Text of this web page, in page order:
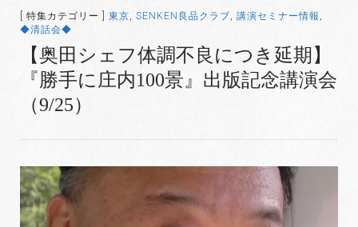
[ 特集カテゴリー ] 東京, SENKEN良品クラブ, 講演セミナー情報 ,
◆清話会◆
【奥田シェフ体調不良につき延期】
『勝手に庄内100景』出版記念講演会
（9/25）